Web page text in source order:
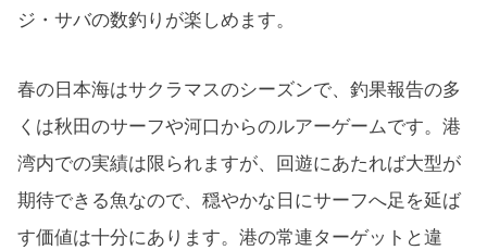
ジ・サバの数釣りが楽しめます。
春の日本海はサクラマスのシーズンで、釣果報告の多
くは秋田のサーフや河口からのルアーゲームです。港
湾内での実績は限られますが、回遊にあたれば大型が
期待できる魚なので、穏やかな日にサーフへ足を延ば
す価値は十分にあります。港の常連ターゲットと違